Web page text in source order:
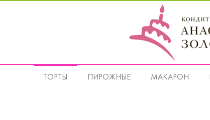
ТОРТЫ ПИРОЖНЫЕ МАКАРОН